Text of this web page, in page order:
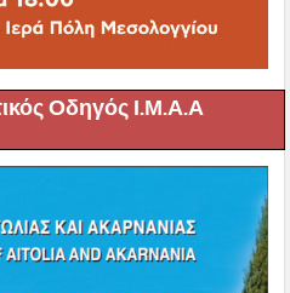
Οδηγός Ι.Μ.Α.Α